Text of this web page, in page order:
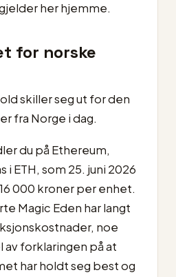
her hjemme.
for norske
skiller seg ut for den
fra Norge i dag.
du på Ethereum,
i ETH, som 25. juni 2026
000 kroner per enhet.
Magic Eden har langt
noe
av forklaringen på at
har holdt seg best og